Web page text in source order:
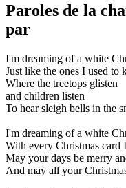
Paroles de la
par
I'm dreaming of a white
Just like the ones I used to
Where the treetops glisten
and children listen
To hear sleigh bells in the
I'm dreaming of a white
With every Christmas card
May your days be merry
And may all your